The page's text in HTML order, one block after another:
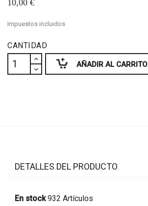
10,00 €
Impuestos incluidos
CANTIDAD
AÑADIR AL CARRITO
DETALLES DEL PRODUCTO
En stock 932 Artículos